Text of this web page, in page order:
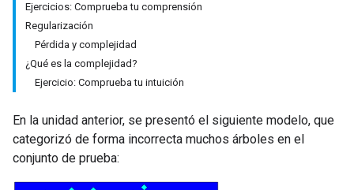
Ejercicios: Comprueba tu comprensión
Regularización
Pérdida y complejidad
¿Qué es la complejidad?
Ejercicio: Comprueba tu intuición
En la unidad anterior, se presentó el siguiente modelo, que
categorizó de forma incorrecta muchos árboles en el
conjunto de prueba: